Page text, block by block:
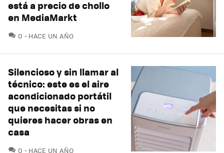
está a precio de chollo
en MediaMarkt
0 COMENTARIOS
HACE UN AÑO
Silencioso y sin llamar al
técnico: este es el aire
acondicionado portátil
que necesitas si no
quieres hacer obras en
casa
0 COMENTARIOS
HACE UN AÑO